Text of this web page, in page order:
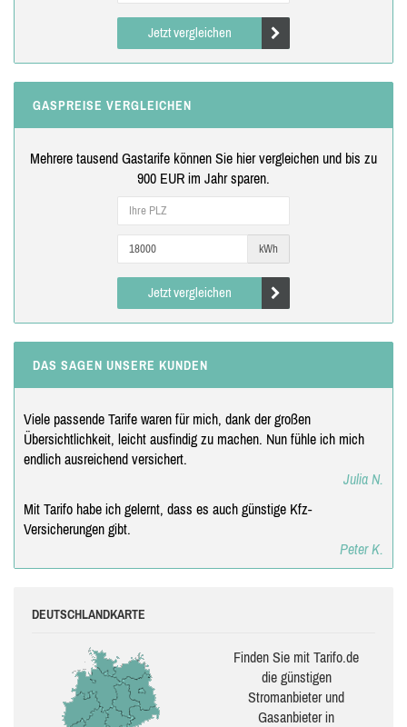
Jetzt vergleichen
GASPREISE VERGLEICHEN
Mehrere tausend Gastarife können Sie hier vergleichen und bis zu
900 EUR im Jahr sparen.
kWh
Jetzt vergleichen
DAS SAGEN UNSERE KUNDEN
Viele passende Tarife waren für mich, dank der großen
Übersichtlichkeit, leicht ausfindig zu machen. Nun fühle ich mich
endlich ausreichend versichert.
Julia N.
Mit Tarifo habe ich gelernt, dass es auch günstige Kfz-
Versicherungen gibt.
Peter K.
DEUTSCHLANDKARTE
Finden Sie mit Tarifo.de
die güns­ti­gen
Stromanbieter und
Gasanbieter in